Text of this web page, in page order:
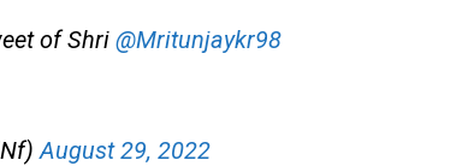
of Shri @Mritunjaykr98
August 29, 2022